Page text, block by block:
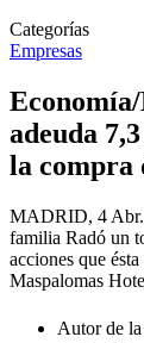
Categorías
Empresas
adeuda
la compra
MADRID, 4 Abr.
familia Radó un
acciones que
Maspalomas
Autor de la